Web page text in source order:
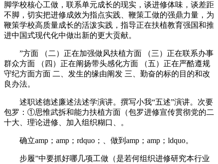
脚学校核心工做，联系单元成长的现实，谈进修体味，谈差距
不脚，切实把进修成效为指点实践、鞭策工做的强鼎力量，为
鞭策学校高质量成长的活泼实践，指导正在扶植教育强国和推
进中国式现代化中做出新的更大贡献。
”方面 （二）正在加强做风扶植方面 （三）正在联系办事
群众方面 （四）正在阐扬带头感化方面 （五）正在严酷遵规
守纪方面方面 二、发生的缘由阐发 三、勤奋的标的目的和改
良办法。
述职述德述廉述法述学演讲。撰写小我“五述”演讲。次要
包罗：①思惟武拆和能力扶植方面（包罗进修宣传贯彻党的二
十大、理论进修、加入组织糊口、。
确立amp；amp；rdquo；、做到amp；amp；ldquo。
步履”中要抓好哪几项工做（是若何组织进修研究本行业